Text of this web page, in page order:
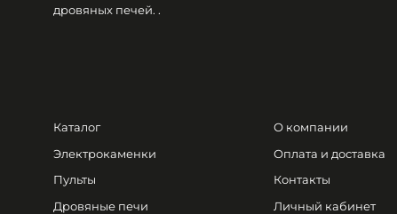
дровяных печей. .
Каталог
Электрокаменки
Пульты
Дровяные печи
О компании
Оплата и доставка
Контакты
Личный кабинет